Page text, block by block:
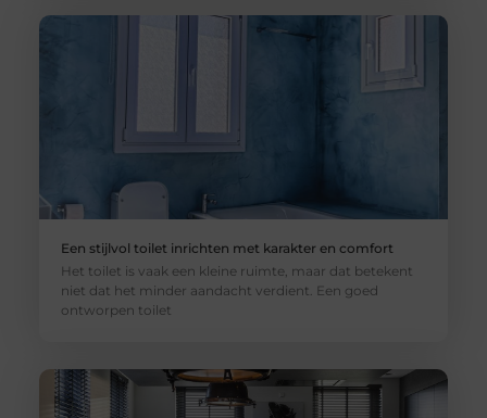
Een stijlvol toilet inrichten met karakter en comfort
Het toilet is vaak een kleine ruimte, maar dat betekent
niet dat het minder aandacht verdient. Een goed
ontworpen toilet